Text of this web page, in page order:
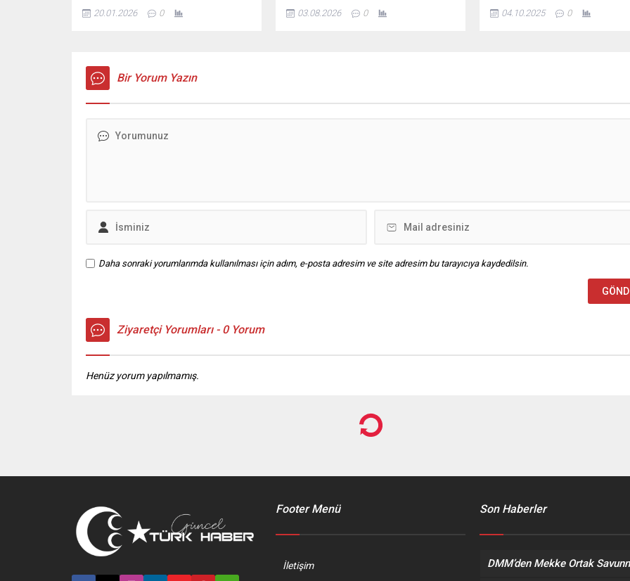
milyon işlem yapıldı İçeriği Görüntüle
İstanbul Boğazı’nda kimliği belirsiz bir
olay yerine polis ekipleri sevk edildi.
İhbar sonrası Kuruçeşme açıklarına
yönlendirilen Deniz Liman Şube
20.01.2026 0
adamlarından Adnan Süvarinin adını
verdi. Böylece yeni sezon, "2026-2027
03.08.2026 0
Görüntüle Olay, Gebze Kimya
Sanayi Bölgesi (GEBKİM)
kaybettiği tespit edildi. Kazanın
04.10.2025 0
Bir Yorum Yazın
Daha sonraki yorumlarımda kullanılması için adım, e-posta adresim ve site adresim bu tarayıcıya kaydedilsin.
Ziyaretçi Yorumları - 0 Yorum
Henüz yorum yapılmamış.
Footer Menü
İletişim
Son Haberler